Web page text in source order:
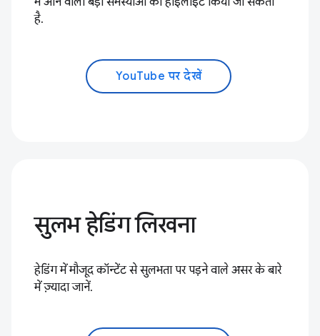
है.
YouTube पर देखें
सुलभ हेडिंग लिखना
हेडिंग में मौजूद कॉन्टेंट से सुलभता पर पड़ने वाले असर के बारे
में ज़्यादा जानें.